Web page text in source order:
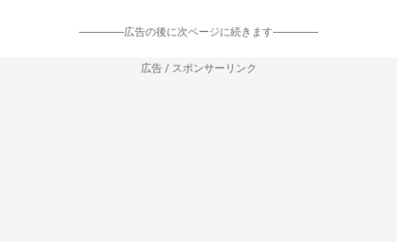
-----------------広告の後に次ページに続きます-----------------
広告 / スポンサーリンク